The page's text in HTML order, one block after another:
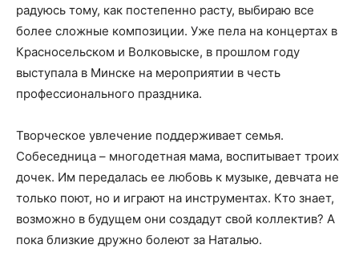
радуюсь тому, как постепенно расту, выбираю все
более сложные композиции. Уже пела на концертах в
Красносельском и Волковыске, в прошлом году
выступала в Минске на мероприятии в честь
профессионального праздника.
Творческое увлечение поддерживает семья.
Собеседница – многодетная мама, воспитывает троих
дочек. Им передалась ее любовь к музыке, девчата не
только поют, но и играют на инструментах. Кто знает,
возможно в будущем они создадут свой коллектив? А
пока близкие дружно болеют за Наталью.